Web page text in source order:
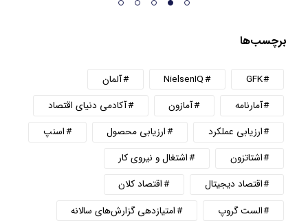
برچسب‌ها
GFK
NielsenIQ
آلمان
آمارنامه
آمازون
آکادمی دنیای اقتصاد
ارزیابی عملکرد
ارزیابی محصول
اسنپ
اشتاتزون
اشتغال و نیروی کار
اقتصاد دیجیتال
اقتصاد کلان
الست گروپ
امتیازدهی گزارش‌های سالانه